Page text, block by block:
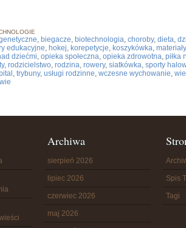
, biegacze, biotechnologia, choroby, dieta,
edukacyjne, hokej, korepetycje, koszykówka,
dziećmi, opieka społeczna, opieka zdrowotna, piłka
, rodzicielstwo, rodzina, rowery, siatkówka, sporty
, trybuny, usługi rodzinne, wczesne wychowanie,
Archiwa
sierpień 2026
lipiec 2026
czerwiec 2026
maj 2026
Spis
Tagi